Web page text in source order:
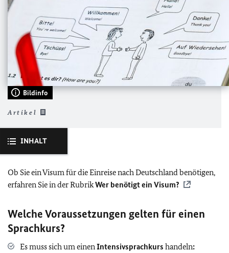
Bildinfo
Artikel
INHALT
Ob Sie ein Visum für die Einreise nach Deutschland benötigen,
erfahren Sie in der RubrikWer benötigt ein Visum?
Welche Voraussetzungen gelten für einen
Sprachkurs?
Es muss sich um einen Intensivsprachkurs handeln: